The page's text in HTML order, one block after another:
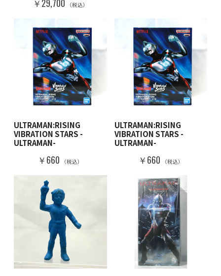
￥29,700 （税込）
ULTRAMAN:RISING
VIBRATION STARS -
ULTRAMAN-
￥660 （税込）
ULTRAMAN:RISING
VIBRATION STARS -
ULTRAMAN-
￥660 （税込）